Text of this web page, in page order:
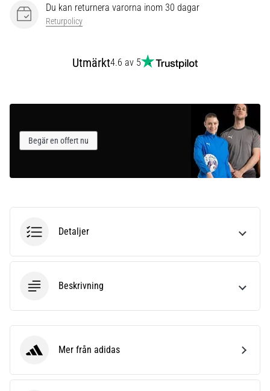
för
Du kan returnera varorna inom 30 dagar
Returpolicy
Utmärkt4.6 av 5
Begär en offert nu
Detaljer
Beskrivning
adidas Mer från adidas